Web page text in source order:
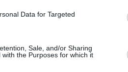
Data for Targeted
Sale, and/or Sharing
the Purposes for which it